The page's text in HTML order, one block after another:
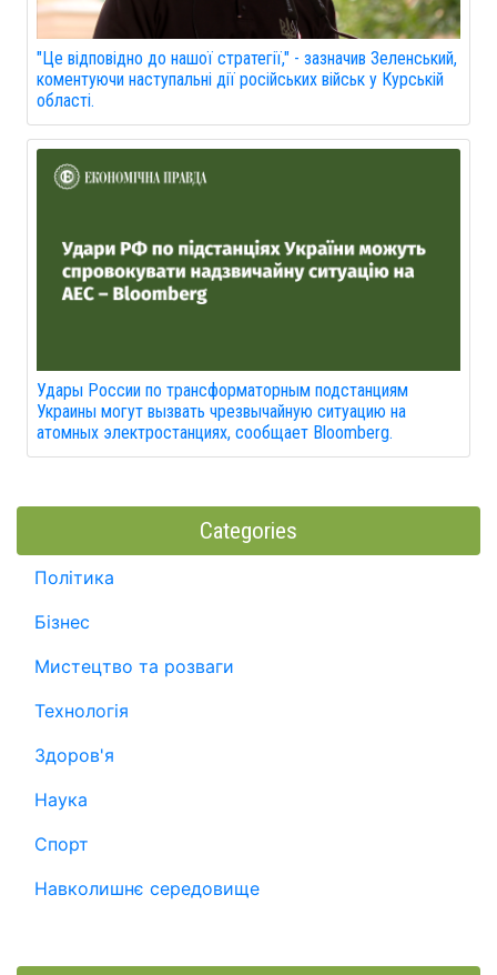
"Це відповідно до нашої стратегії," - зазначив Зеленський,
коментуючи наступальні дії російських військ у Курській
області.
Удары России по трансформаторным подстанциям
Украины могут вызвать чрезвычайную ситуацию на
атомных электростанциях, сообщает Bloomberg.
Categories
Політика
Бізнес
Мистецтво та розваги
Технологія
Здоров'я
Наука
Спорт
Навколишнє середовище